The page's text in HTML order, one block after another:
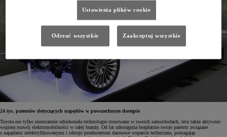
24 tys. patentów dotyczących napędów w powszechnym dostępie
Toyota nie tylko nieustannie udoskonala technologie stosowane w swoich samochodach, lecz także aktywnie
wspiera rozwój elektromobilności w całej branży. Od lat udostępnia bezpłatnie swoje patenty związane
z napędami zelektryfikowanymi i oferuje producentom darmowe wsparcie techniczne, pomagając
Ustawienia plików cookie
Odrzuć wszystkie Zaakceptuj wszystkie